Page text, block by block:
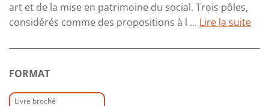
art et de la mise en patrimoine du social. Trois pôles,
considérés comme des propositions à l ... Lire la suite
FORMAT
Livre broché